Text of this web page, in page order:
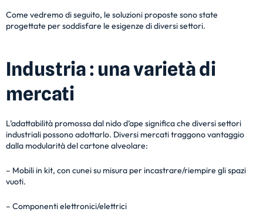
Come vedremo di seguito, le soluzioni proposte sono state
progettate per soddisfare le esigenze di diversi settori.
Industria : una varietà di
mercati
L’adattabilità promossa dal nido d’ape significa che diversi settori
industriali possono adottarlo. Diversi mercati traggono vantaggio
dalla modularità del cartone alveolare:
– Mobili in kit, con cunei su misura per incastrare/riempire gli spazi
vuoti.
– Componenti elettronici/elettrici